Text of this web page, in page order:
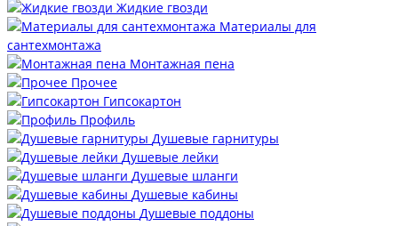
Жидкие гвозди
Материалы для
сантехмонтажа
Монтажная пена
Прочее
Гипсокартон
Профиль
Душевые гарнитуры
Душевые лейки
Душевые шланги
Душевые кабины
Душевые поддоны